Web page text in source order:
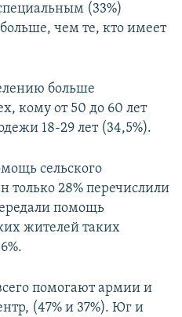
(33%)
чем те, кто имеет
больше
кому от 50 до 60 лет
18-29 лет (34,5%).
сельского
только 28% перечислили
помощь
жителей таких
помогают армии и
(47% и 37%). Юг и